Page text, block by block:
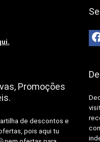
Promoções
de descontos e
pois aqui tu